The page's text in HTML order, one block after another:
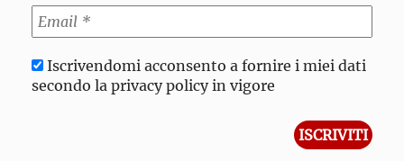
Iscrivendomi acconsento a fornire i miei dati
secondo la privacy policy in vigore